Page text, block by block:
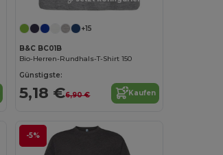
+15
B&C BC01B
Bio-Herren-Rundhals-T-Shirt 150
Günstigste:
5,18 €6,90 € Kaufen
-5%